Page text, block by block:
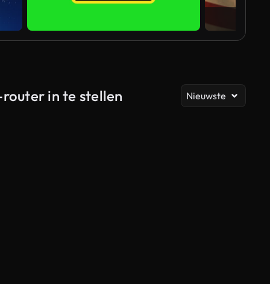
in te stellen Nieuwste